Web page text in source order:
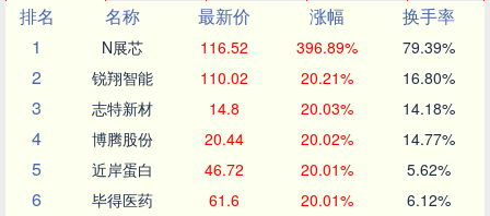
排名
名称 最新价 涨幅
换手率
1
N展芯 116.52 396.89% 79.39%
2 锐翔智能 110.02 20.21% 16.80%
3 志特新材 14.8 20.03% 14.18%
4 博腾股份 20.44 20.02% 14.77%
5 近岸蛋白 46.72 20.01% 5.62%
6 毕得医药 61.6 20.01% 6.12%